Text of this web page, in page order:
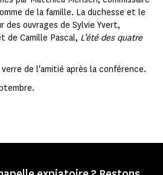
de la famille. La duchesse et le
des ouvrages de Sylvie Yvert,
de Camille Pascal, L’été des quatre
de l'amitié après la conférence.